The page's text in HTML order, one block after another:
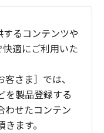
るコンテンツや
適にご利用いた
さま］では、
を製品登録する
わせたコンテン
ます。